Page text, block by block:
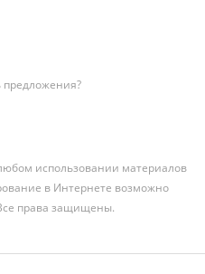
использовании материалов
в Интернете возможно
права защищены.